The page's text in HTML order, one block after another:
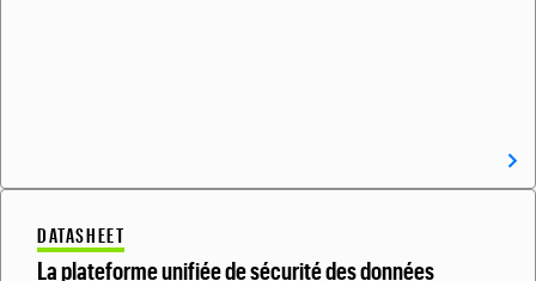
DATASHEET
La plateforme unifiée de sécurité des données